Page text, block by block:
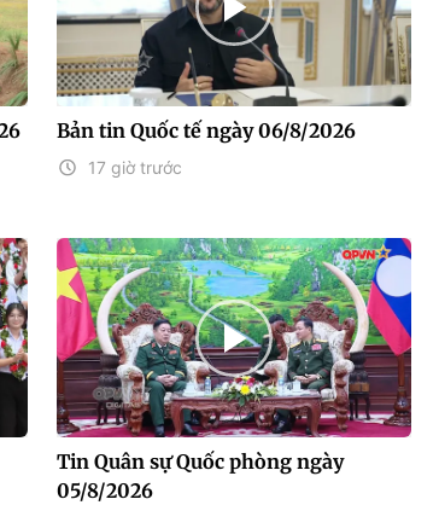
Bản tin Quốc tế ngày 06/8/2026
17 giờ trước
Tin Quân sự Quốc phòng ngày
05/8/2026